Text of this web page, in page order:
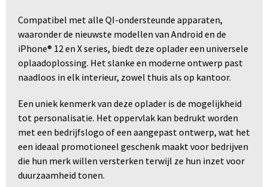
Compatibel met alle QI-ondersteunde apparaten,
waaronder de nieuwste modellen van Android en de
iPhone® 12 en X series, biedt deze oplader een universele
oplaadoplossing. Het slanke en moderne ontwerp past
naadloos in elk interieur, zowel thuis als op kantoor.
Een uniek kenmerk van deze oplader is de mogelijkheid
tot personalisatie. Het oppervlak kan bedrukt worden
met een bedrijfslogo of een aangepast ontwerp, wat het
een ideaal promotioneel geschenk maakt voor bedrijven
die hun merk willen versterken terwijl ze hun inzet voor
duurzaamheid tonen.